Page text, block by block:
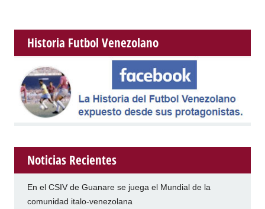
Historia Futbol Venezolano
Noticias Recientes
En el CSIV de Guanare se juega el Mundial de la
comunidad italo-venezolana